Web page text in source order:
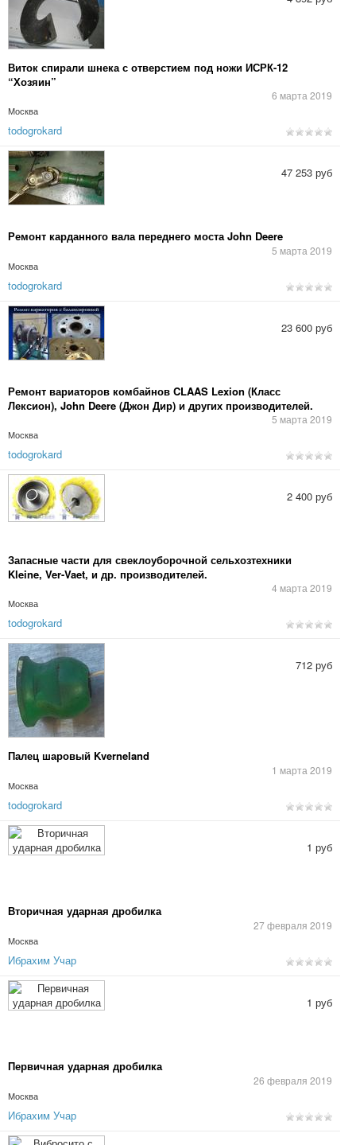
Виток спирали шнека с отверстием под ножи ИСРК-12
“Хозяин”
6 марта 2019
Москва
todogrokard
Ремонт карданного вала переднего моста John Deere
5 марта 2019
Москва
47 253 руб
todogrokard
Ремонт вариаторов комбайнов CLAAS Lexion (Класс
Лексион), John Deere (Джон Дир) и других производителей.
5 марта 2019
Москва
23 600 руб
todogrokard
Запасные части для свеклоуборочной сельхозтехники
Kleine, Ver-Vaet, и др. производителей.
4 марта 2019
Москва
2 400 руб
todogrokard
Палец шаровый Kverneland
1 марта 2019
Москва
712 руб
todogrokard
Вторичная ударная дробилка
27 февраля 2019
Москва
1 руб
Ибрахим Учар
Первичная ударная дробилка
26 февраля 2019
Москва
1 руб
Ибрахим Учар